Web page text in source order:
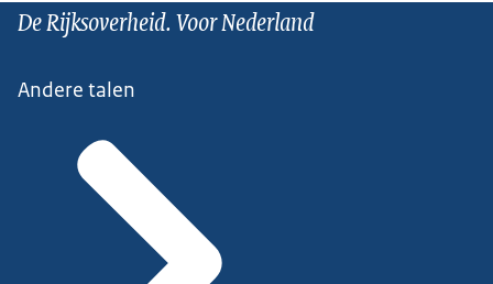
De Rijksoverheid. Voor Nederland
Andere talen